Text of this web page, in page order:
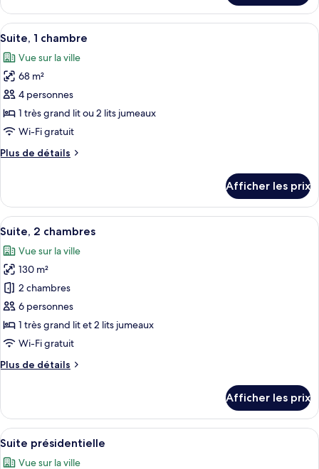
Suite
exécutive
Afficher
toutes
les
photos
pour
ce
type
chambre :
chambre
Une chambre d’hôtel avec un grand
7
Suite, 1 chambre
Vue sur la ville
68 m²
4 personnes
1 très grand lit ou 2 lits jumeaux
Wi-Fi gratuit
Plus de détails
Plus
Suite,
chambre
Afficher les prix
Afficher
toutes
les
photos
pour
ce
type
de
chambre :
Suite,
Une chambre d’hôtel avec un
8
Suite, 2 chambres
Vue sur la ville
130 m²
2 chambres
6 personnes
1 très grand lit et 2 lits jumeaux
Wi-Fi gratuit
Plus de détails
Plus
Suite,
chambres
Afficher les prix
Afficher
toutes
Une chambre d’hôtel moderne
7
Suite présidentielle
Vue sur la ville